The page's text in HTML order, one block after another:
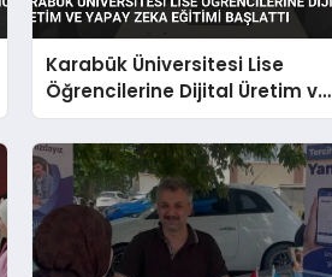
Karabük Üniversitesi Lise
Öğrencilerine Dijital Üretim ve
Yapay Zeka Eğitimi Başlattı